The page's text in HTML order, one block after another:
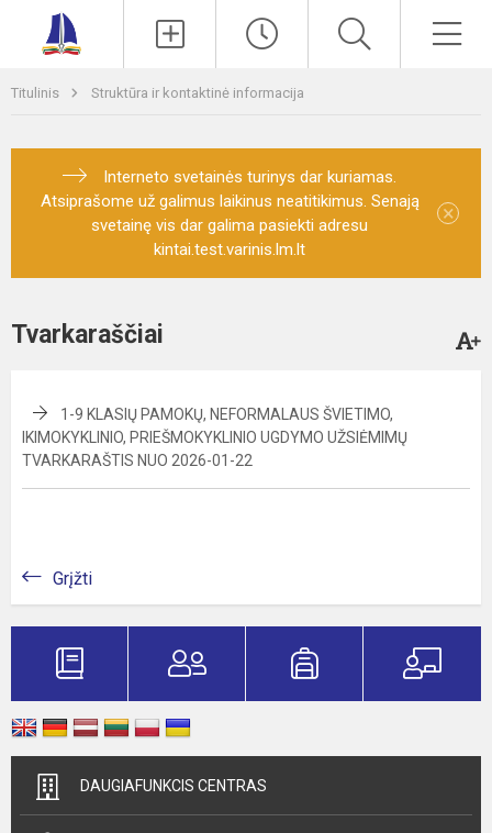
Titulinis Struktūra ir kontaktinė informacija
Interneto svetainės turinys dar kuriamas.
Atsiprašome už galimus laikinus neatitikimus. Senają
svetainę vis dar galima pasiekti adresu
kintai.test.varinis.lm.lt
×
Tvarkaraščiai
1-9 KLASIŲ PAMOKŲ, NEFORMALAUS ŠVIETIMO,
IKIMOKYKLINIO, PRIEŠMOKYKLINIO UGDYMO UŽSIĖMIMŲ
TVARKARAŠTIS NUO 2026-01-22
Grįžti
DAUGIAFUNKCIS CENTRAS